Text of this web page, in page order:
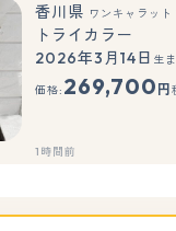
香川県 ワンキャラッ
トライカラー
2026年3月14日 生
価格: 269,700 円
1時間前